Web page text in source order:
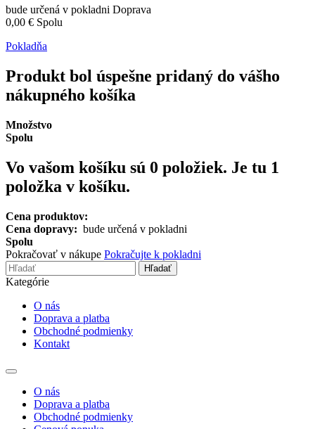
bude určená v pokladni Doprava
0,00 € Spolu
Pokladňa
Produkt bol úspešne pridaný do vášho
nákupného košíka
Množstvo
Spolu
Vo vašom košíku sú 0 položiek. Je tu 1
položka v košíku.
Cena produktov:
Cena dopravy: bude určená v pokladni
Spolu
Pokračovať v nákupe Pokračujte k pokladni
Hľadať
Kategórie
O nás
Doprava a platba
Obchodné podmienky
Kontakt
Toggle
navigationO nás
Doprava a platba
Obchodné podmienky